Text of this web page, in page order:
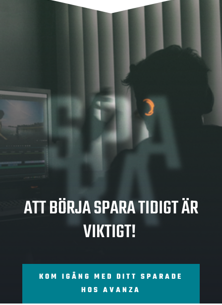
SPA
RA
ATT BÖRJA SPARA TIDIGT ÄR
VIKTIGT!
KOM IGÅNG MED DITT SPARADE
HOS AVANZA